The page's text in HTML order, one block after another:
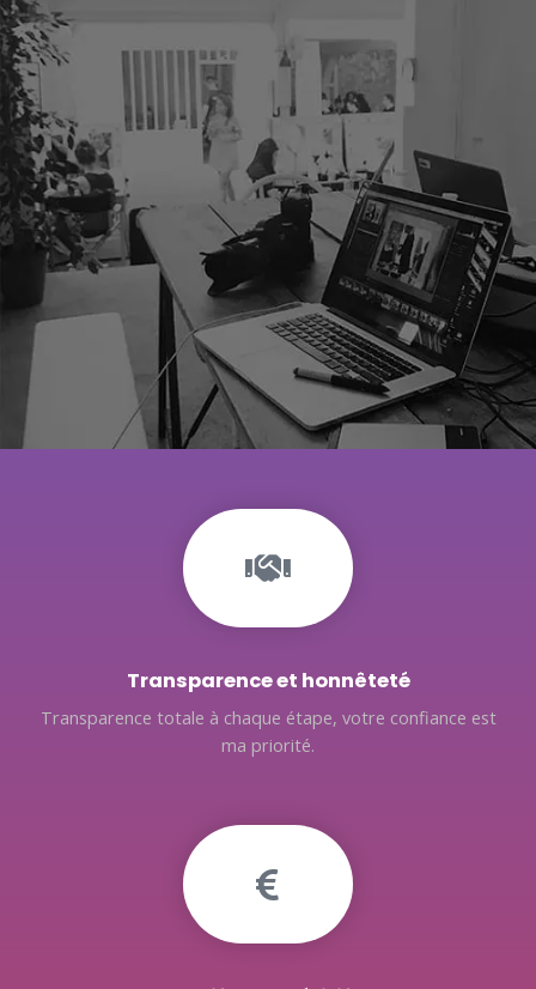
Transparence et honnêteté
Transparence totale à chaque étape, votre confiance est
ma priorité.